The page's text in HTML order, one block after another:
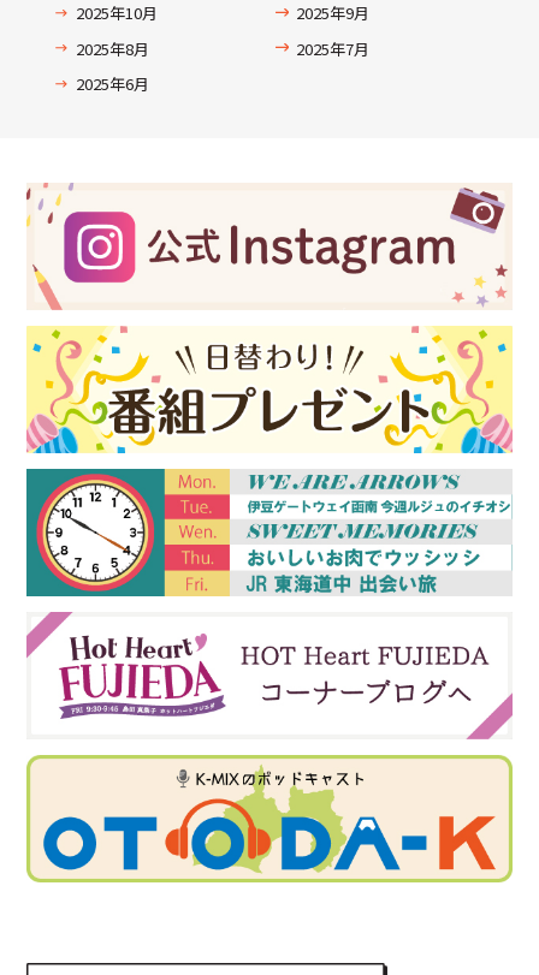
2025年10月
2025年9月
2025年8月
2025年7月
2025年6月